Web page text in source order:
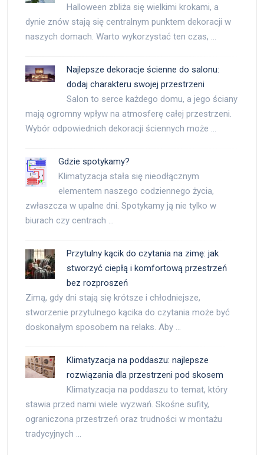
Halloween zbliża się wielkimi krokami, a
dynie znów stają się centralnym punktem dekoracji w
naszych domach. Warto wykorzystać ten czas, …
Najlepsze dekoracje ścienne do salonu:
dodaj charakteru swojej przestrzeni
Salon to serce każdego domu, a jego ściany
mają ogromny wpływ na atmosferę całej przestrzeni.
Wybór odpowiednich dekoracji ściennych może …
Gdzie spotykamy?
Klimatyzacja stała się nieodłącznym
elementem naszego codziennego życia,
zwłaszcza w upalne dni. Spotykamy ją nie tylko w
biurach czy centrach …
Przytulny kącik do czytania na zimę: jak
stworzyć ciepłą i komfortową przestrzeń
bez rozproszeń
Zimą, gdy dni stają się krótsze i chłodniejsze,
stworzenie przytulnego kącika do czytania może być
doskonałym sposobem na relaks. Aby …
Klimatyzacja na poddaszu: najlepsze
rozwiązania dla przestrzeni pod skosem
Klimatyzacja na poddaszu to temat, który
stawia przed nami wiele wyzwań. Skośne sufity,
ograniczona przestrzeń oraz trudności w montażu
tradycyjnych …